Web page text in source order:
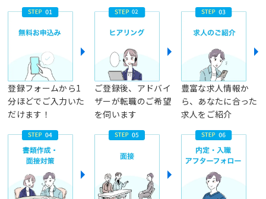
登録フォームから1
分ほどでご入力いた
だけます！
ご登録後、アドバイ
ザーが転職のご希望
を伺います
豊富な求人情報か
ら、あなたに合った
求人をご紹介